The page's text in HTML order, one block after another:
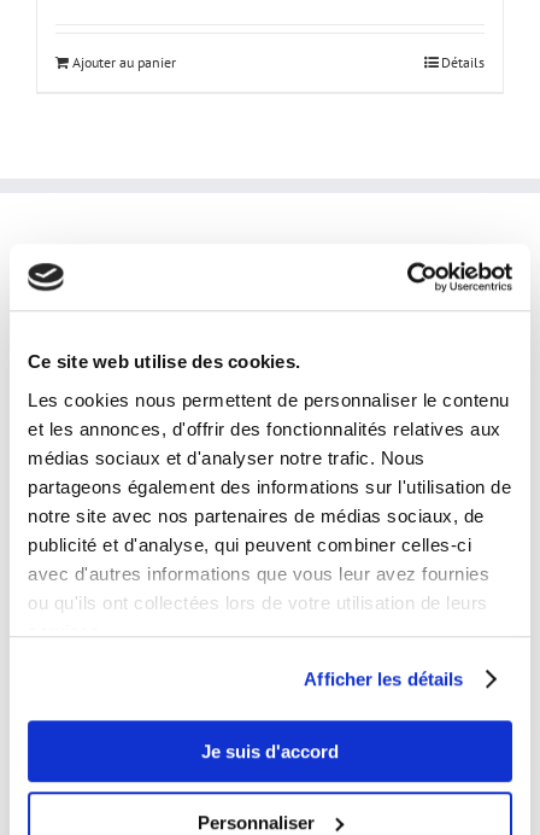
Ce site web utilise des cookies.
Les cookies nous permettent de personnaliser le contenu
et les annonces, d'offrir des fonctionnalités relatives aux
médias sociaux et d'analyser notre trafic. Nous
partageons également des informations sur l'utilisation de
notre site avec nos partenaires de médias sociaux, de
publicité et d'analyse, qui peuvent combiner celles-ci
avec d'autres informations que vous leur avez fournies
ou qu'ils ont collectées lors de votre utilisation de leurs
services.
Afficher les détails
Je suis d'accord
Personnaliser
Ajouter au panier Détails
laphotoprod@gmail.com
Tel: 0609853333
Horaires et disponibilités téléphoniques:
du lundi au samedi
de 9h à 19h
Disponibilités horaires en prestation:
24/24 7j/7j
Studio:
Sur rendez-vous uniquement
ARTICLES RÉCENTS
25 février 2025
13 février 2025